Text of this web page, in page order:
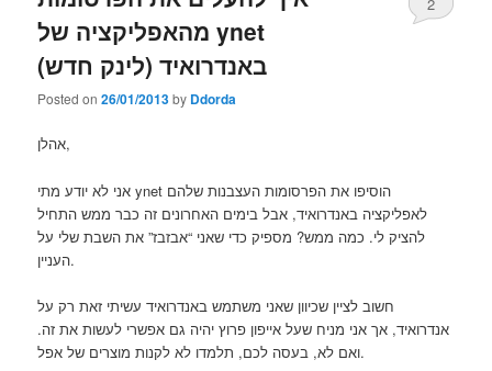
מהאפליקציה של ynet
באנדרואיד (לינק חדש)
Posted on26/01/2013by Ddorda
2
אהלן,
אני לא יודע מתי ynet הוסיפו את הפרסומות העצבנות שלהם
לאפליקציה באנדרואיד, אבל בימים האחרונים זה כבר ממש התחיל
להציק לי. כמה ממש? מספיק כדי שאני “אבזבז” את השבת שלי על
העניין.
חשוב לציין שכיוון שאני משתמש באנדרואיד עשיתי זאת רק על
אנדרואיד, אך אני מניח שעל אייפון פרוץ יהיה גם אפשרי לעשות את זה.
ואם לא, בעסה לכם, תלמדו לא לקנות מוצרים של אפל.